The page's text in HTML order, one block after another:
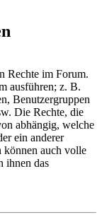
Rechte im Forum.
ausführen; z. B.
Benutzergruppen
Die Rechte, die
abhängig, welche
ein anderer
können auch volle
ihnen das